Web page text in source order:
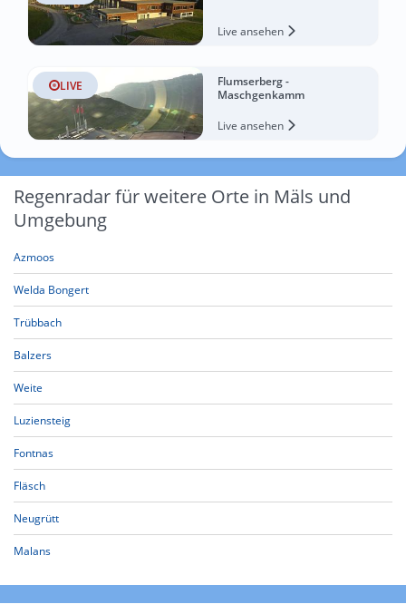
Live ansehen
LIVE
Flumserberg -
Maschgenkamm
Live ansehen
Regenradar für weitere Orte in Mäls und
Umgebung
Azmoos
Welda Bongert
Trübbach
Balzers
Weite
Luziensteig
Fontnas
Fläsch
Neugrütt
Malans